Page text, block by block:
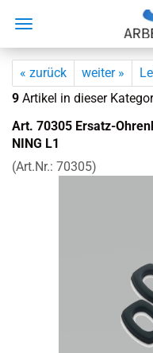
« zurück weiter »
9 Artikel in dieser
Art. 70305 Ersatz-​
NING L1
(Art.Nr.: 70305)